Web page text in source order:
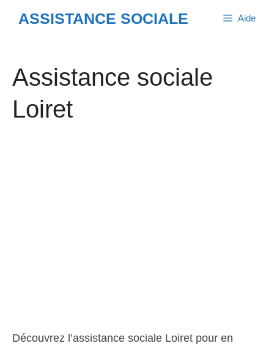
ASSISTANCE SOCIALE Aide
Assistance sociale
Loiret
Découvrez l’assistance sociale Loiret pour en